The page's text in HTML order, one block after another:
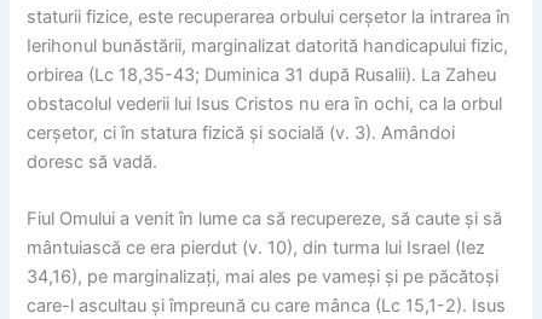
staturii fizice, este recuperarea orbului cerșetor la intrarea în
Ierihonul bunăstării, marginalizat datorită handicapului fizic,
orbirea (Lc 18,35-43; Duminica 31 după Rusalii). La Zaheu
obstacolul vederii lui Isus Cristos nu era în ochi, ca la orbul
cerșetor, ci în statura fizică și socială (v. 3). Amândoi
doresc să vadă.
Fiul Omului a venit în lume ca să recupereze, să caute și să
mântuiască ce era pierdut (v. 10), din turma lui Israel (Iez
34,16), pe marginalizați, mai ales pe vameși și pe păcătoși
care-l ascultau și împreună cu care mânca (Lc 15,1-2). Isus